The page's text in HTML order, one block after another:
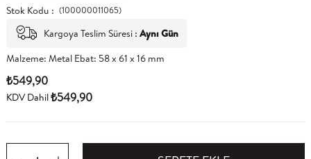
Stok Kodu (100000011065)
Kargoya Teslim Süresi : Aynı Gün
Malzeme: Metal Ebat: 58 x 61 x 16 mm
₺549,90
KDV Dahil₺549,90